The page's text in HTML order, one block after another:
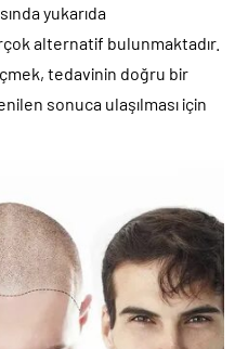
yukarıda
alternatif bulunmaktadır.
tedavinin doğru bir
sonuca ulaşılması için